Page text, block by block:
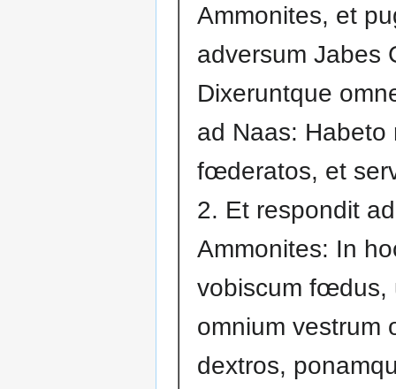
Ammonites, et
adversum Jabes
Dixeruntque
ad Naas: Habeto
fœderatos, et
2. Et respondit
Ammonites: In
vobiscum fœdus,
omnium vestrum
dextros,